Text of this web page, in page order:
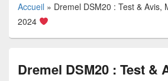
Accueil » Dremel DSM20 : Test & Avis,
2024
Dremel DSM20 : Test &